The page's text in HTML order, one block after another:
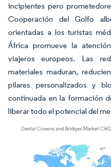
incipientes pero
Cooperación del Golfo
orientadas a los turistas
África promueve la
viajeros europeos. Las
materiales maduran,
pilares personalizados y
continuada en la formación
liberar todo el potencial del